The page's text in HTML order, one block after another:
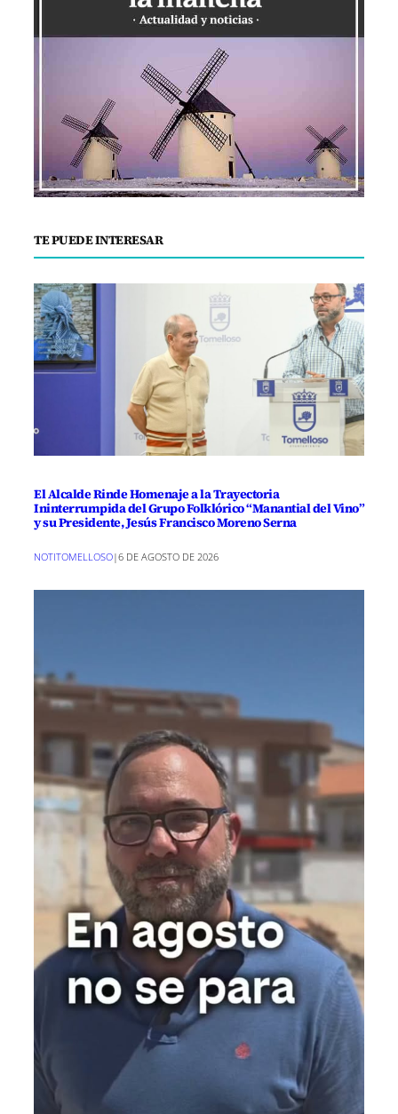
TE PUEDE INTERESAR
El Alcalde Rinde Homenaje a la Trayectoria
Ininterrumpida del Grupo Folklórico “Manantial del Vino”
y su Presidente, Jesús Francisco Moreno Serna
NOTITOMELLOSO|6 DE AGOSTO DE 2026